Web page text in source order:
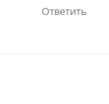
Ответить